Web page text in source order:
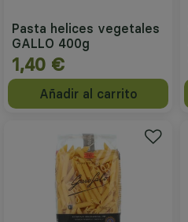
Pasta helices vegetales
GALLO 400g
1,40 €
Añadir al carrito